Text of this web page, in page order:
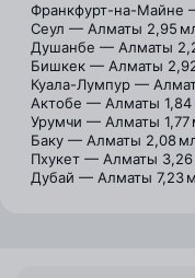
Франкфурт-на-Майне
Сеул — Алматы 2,95
Душанбе — Алматы
Бишкек — Алматы
Куала-Лумпур —
Актобе — Алматы
Урумчи — Алматы 1,77
Баку — Алматы 2,08
Пхукет — Алматы
Дубай — Алматы 7,23